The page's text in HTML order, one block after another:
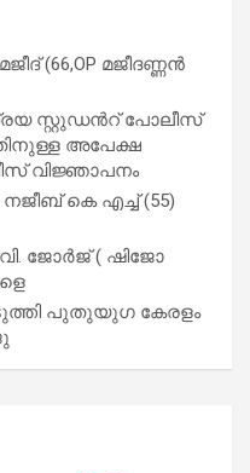
(66,OP മജീദണ്ണൻ
സ്റ്റുഡന്‍റ് പോലീസ്
അപേക്ഷ
വിജ്ഞാപനം
നജീബ് കെ എച്ച് (55)
ജോ​ർ​ജ് ( ഷിജോ
പുതുയുഗ കേരളം